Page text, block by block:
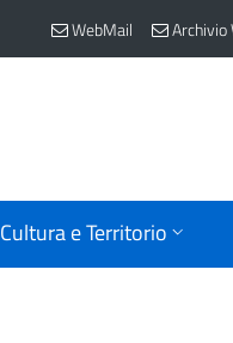
WebMail Archivio
Cultura e Territorio